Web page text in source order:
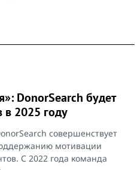
DonorSearch будет
в 2025 году
совершенствует
мотивации
С 2022 года команда